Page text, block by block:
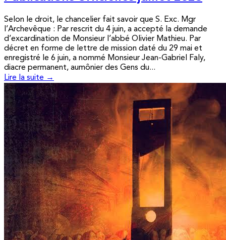
Selon le droit, le chancelier fait savoir que S. Exc. Mgr
l’Archevêque : Par rescrit du 4 juin, a accepté la demande
d’excardination de Monsieur l’abbé Olivier Mathieu. Par
décret en forme de lettre de mission daté du 29 mai et
enregistré le 6 juin, a nommé Monsieur Jean-Gabriel Faly,
diacre permanent, aumônier des Gens du...
Lire la suite →